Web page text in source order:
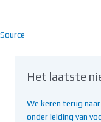
Source
Het laatste
We keren terug
onder leiding van